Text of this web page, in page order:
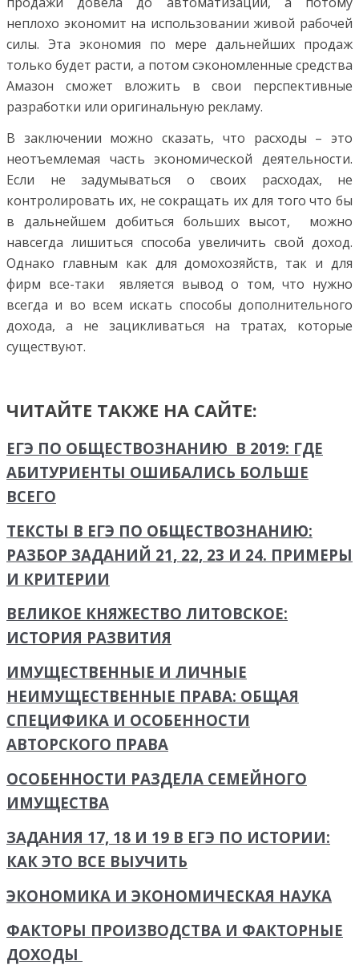
неплохо экономит на использовании живой рабочей
силы. Эта экономия по мере дальнейших продаж
только будет расти, а потом сэкономленные средства
Амазон сможет вложить в свои перспективные
разработки или оригинальную рекламу.
В заключении можно сказать, что расходы – это
неотъемлемая часть экономической деятельности.
Если не задумываться о своих расходах, не
контролировать их, не сокращать их для того что бы
в дальнейшем добиться больших высот, можно
навсегда лишиться способа увеличить свой доход.
Однако главным как для домохозяйств, так и для
фирм все-таки является вывод о том, что нужно
всегда и во всем искать способы дополнительного
дохода, а не зацикливаться на тратах, которые
существуют.
ЧИТАЙТЕ ТАКЖЕ НА САЙТЕ:
ЕГЭ ПО ОБЩЕСТВОЗНАНИЮ В 2019: ГДЕ
АБИТУРИЕНТЫ ОШИБАЛИСЬ БОЛЬШЕ
ВСЕГО
ТЕКСТЫ В ЕГЭ ПО ОБЩЕСТВОЗНАНИЮ:
РАЗБОР ЗАДАНИЙ 21, 22, 23 И 24. ПРИМЕРЫ
И КРИТЕРИИ
ВЕЛИКОЕ КНЯЖЕСТВО ЛИТОВСКОЕ:
ИСТОРИЯ РАЗВИТИЯ
ИМУЩЕСТВЕННЫЕ И ЛИЧНЫЕ
НЕИМУЩЕСТВЕННЫЕ ПРАВА: ОБЩАЯ
СПЕЦИФИКА И ОСОБЕННОСТИ
АВТОРСКОГО ПРАВА
ОСОБЕННОСТИ РАЗДЕЛА СЕМЕЙНОГО
ИМУЩЕСТВА
ЗАДАНИЯ 17, 18 И 19 В ЕГЭ ПО ИСТОРИИ:
КАК ЭТО ВСЕ ВЫУЧИТЬ
ЭКОНОМИКА И ЭКОНОМИЧЕСКАЯ НАУКА
ФАКТОРЫ ПРОИЗВОДСТВА И ФАКТОРНЫЕ
ДОХОДЫ